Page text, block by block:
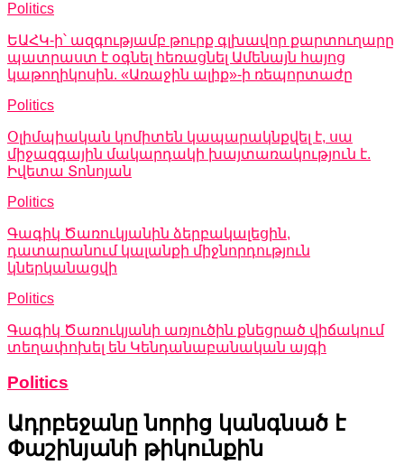
Politics
ԵԱՀԿ-ի՝ ազգությամբ թուրք գլխավոր քարտուղարը
պատրաստ է օգնել հեռացնել Ամենայն հայոց
կաթողիկոսին. «Առաջին ալիք»-ի ռեպորտաժը
Politics
Օլիմպիական կոմիտեն կապարակնքվել է, սա
միջազգային մակարդակի խայտառակություն է.
Իվետա Տոնոյան
Politics
Գագիկ Ծառուկյանին ձերբակալեցին,
դատարանում կալանքի միջնորդություն
կներկանացվի
Politics
Գագիկ Ծառուկյանի առյուծին քնեցրած վիճակում
տեղափոխել են Կենդանաբանական այգի
Politics
Ադրբեջանը նորից կանգնած է
Փաշինյանի թիկունքին